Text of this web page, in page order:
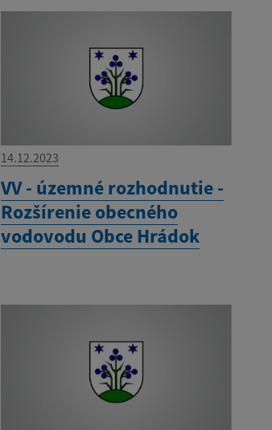
14.12.2023
VV - územné rozhodnutie -
Rozšírenie obecného
vodovodu Obce Hrádok